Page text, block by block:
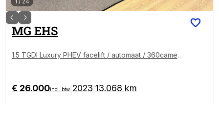
MG EHS
1.5 TGDI Luxury PHEV facelift / automaat / 360camera
€ 26.000incl. btw 2023 13.068 km